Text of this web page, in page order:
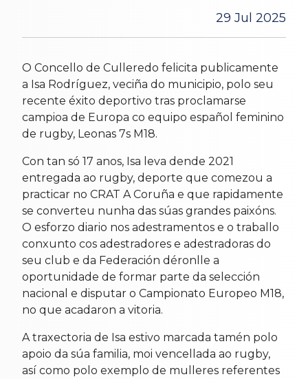
29 Jul 2025
O Concello de Culleredo felicita publicamente
a Isa Rodríguez, veciña do municipio, polo seu
recente éxito deportivo tras proclamarse
campioa de Europa co equipo español feminino
de rugby, Leonas 7s M18.
Con tan só 17 anos, Isa leva dende 2021
entregada ao rugby, deporte que comezou a
practicar no CRAT A Coruña e que rapidamente
se converteu nunha das súas grandes paixóns.
O esforzo diario nos adestramentos e o traballo
conxunto cos adestradores e adestradoras do
seu club e da Federación déronlle a
oportunidade de formar parte da selección
nacional e disputar o Campionato Europeo M18,
no que acadaron a vitoria.
A traxectoria de Isa estivo marcada tamén polo
apoio da súa familia, moi vencellada ao rugby,
así como polo exemplo de mulleres referentes